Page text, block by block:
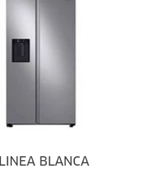
LINEA BLANCA